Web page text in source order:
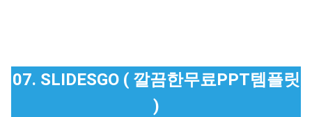
07. SLIDESGO ( 깔끔한무료PPT템플릿
)